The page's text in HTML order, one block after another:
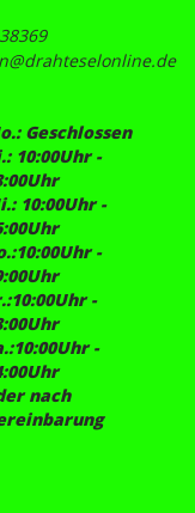
Geschlossen
10:00Uhr -
10:00Uhr -
-
-
-
nach